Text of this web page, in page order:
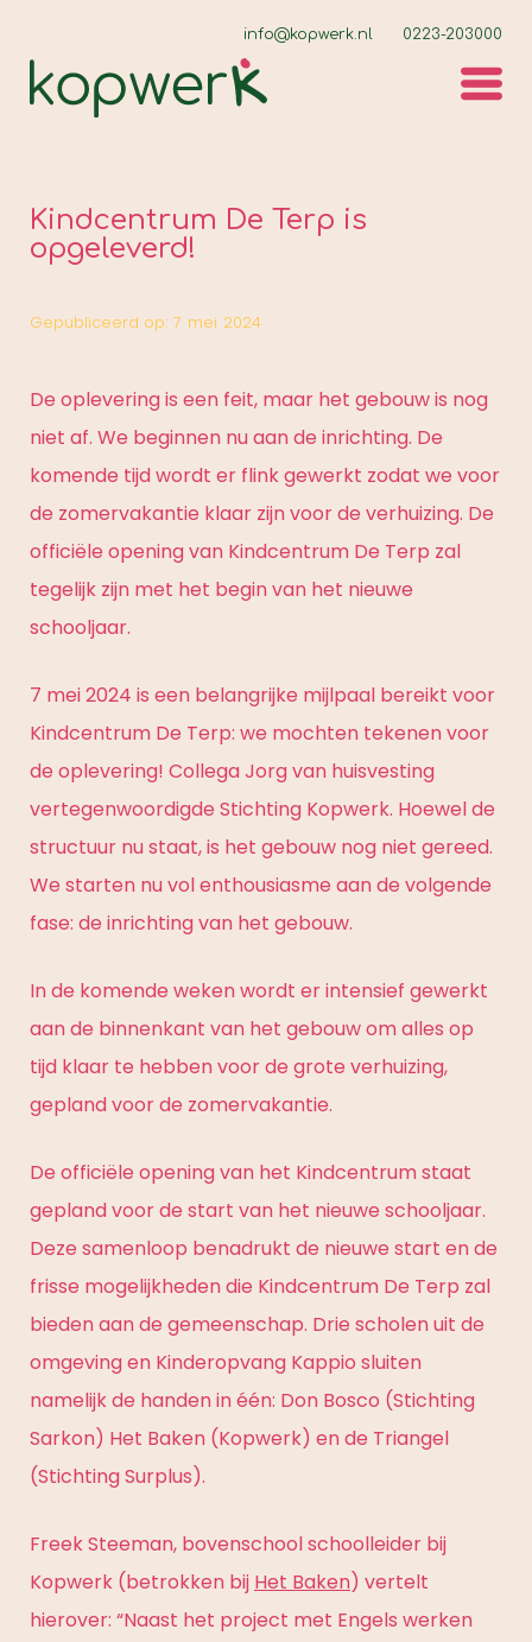
info@kopwerk.nl 0223-203000
Kindcentrum De Terp is
opgeleverd!
Gepubliceerd op: 7 mei 2024
De oplevering is een feit, maar het gebouw is nog
niet af. We beginnen nu aan de inrichting. De
komende tijd wordt er flink gewerkt zodat we voor
de zomervakantie klaar zijn voor de verhuizing. De
officiële opening van Kindcentrum De Terp zal
tegelijk zijn met het begin van het nieuwe
schooljaar.
7 mei 2024 is een belangrijke mijlpaal bereikt voor
Kindcentrum De Terp: we mochten tekenen voor
de oplevering! Collega Jorg van huisvesting
vertegenwoordigde Stichting Kopwerk. Hoewel de
structuur nu staat, is het gebouw nog niet gereed.
We starten nu vol enthousiasme aan de volgende
fase: de inrichting van het gebouw.
In de komende weken wordt er intensief gewerkt
aan de binnenkant van het gebouw om alles op
tijd klaar te hebben voor de grote verhuizing,
gepland voor de zomervakantie.
De officiële opening van het Kindcentrum staat
gepland voor de start van het nieuwe schooljaar.
Deze samenloop benadrukt de nieuwe start en de
frisse mogelijkheden die Kindcentrum De Terp zal
bieden aan de gemeenschap. Drie scholen uit de
omgeving en Kinderopvang Kappio sluiten
namelijk de handen in één: Don Bosco (Stichting
Sarkon) Het Baken (Kopwerk) en de Triangel
(Stichting Surplus).
Freek Steeman, bovenschool schoolleider bij
Kopwerk (betrokken bij Het Baken) vertelt
hierover: “Naast het project met Engels werken